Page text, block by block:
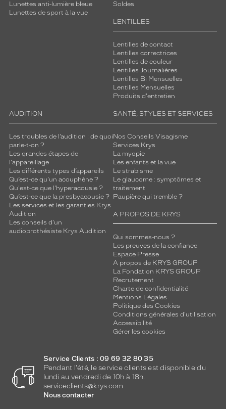
Lunettes anti-lumière bleue
Lunettes de sport à la vue
Soldes
LENTILLES
Lentilles de contact
Lentilles correctrices
Lentilles de couleur
Lentilles Journalières
Lentilles Bi Mensuelles
Lentilles Mensuelles
Produits d'entretien
AUDITION
Les troubles de l’audition : de quoi
parle-t-on ?
Les grandes étapes de
l'appareillage
Les différents types d’appareils
Qu’est-ce qu'un acouphène ?
Qu'est-ce que l'hyperacousie ?
Qu’est-ce que la presbyacousie ?
Les services et les garanties Krys
Audition
Les conseils d'un
audioprothésiste Krys Audition
SANTÉ, STYLES ET SERVICES
Nos Conseils Visagisme
Services Krys
La myopie
Les enfants et la vue
Le strabisme
Le glaucome : symptômes et
traitement
Paupière qui tremble ?
A PROPOS DE KRYS
Qui sommes-nous ?
Les preuves de la confiance
Espace Presse
A propos de KRYS GROUP
La Fondation KRYS GROUP
Recrutement
Charte de confidentialité
Mentions Légales
Politique des Cookies
Conditions générales d'utilisation
Accessibilité
Gérer les cookies
Service Clients : 09 69 32 80 35
Pendant l'été, le service clients est disponible du
lundi au vendredi de 10h à 18h.
serviceclients@krys.com
Nous contacter